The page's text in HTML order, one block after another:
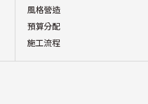
風格營造
預算分配
施工流程